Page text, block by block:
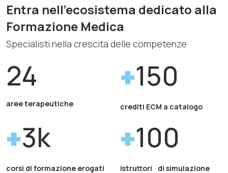
Entra nell'ecosistema dedicato alla
Formazione Medica
Specialisti nella crescita delle competenze
24
aree terapeutiche
150
crediti ECM a catalogo
3k
corsi di formazione erogati
100
istruttori di simulazione